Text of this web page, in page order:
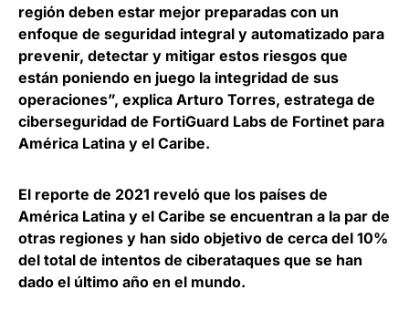
región deben estar mejor preparadas con un
enfoque de seguridad integral y automatizado para
prevenir, detectar y mitigar estos riesgos que
están poniendo en juego la integridad de sus
operaciones”, explica Arturo Torres, estratega de
ciberseguridad de FortiGuard Labs de Fortinet para
América Latina y el Caribe.
El reporte de 2021 reveló que los países de
América Latina y el Caribe se encuentran a la par de
otras regiones y han sido objetivo de cerca del 10%
del total de intentos de ciberataques que se han
dado el último año en el mundo.